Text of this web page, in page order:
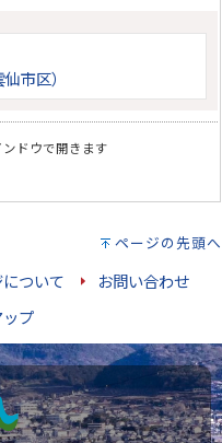
市区）
ドウで開きます
ページの先頭へ
ついて
お問い合わせ
プ